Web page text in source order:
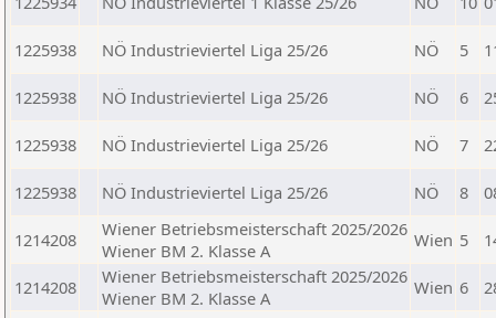
1225938 NÖ Industrieviertel Liga 25/26 NÖ 5
1225938 NÖ Industrieviertel Liga 25/26 NÖ 6
1225938 NÖ Industrieviertel Liga 25/26 NÖ 7
1225938 NÖ Industrieviertel Liga 25/26 NÖ 8
1214208
Wiener Betriebsmeisterschaft 2025/2026
Wiener BM 2. Klasse A
Wien 5
1214208
Wiener Betriebsmeisterschaft 2025/2026
Wiener BM 2. Klasse A
Wien 6